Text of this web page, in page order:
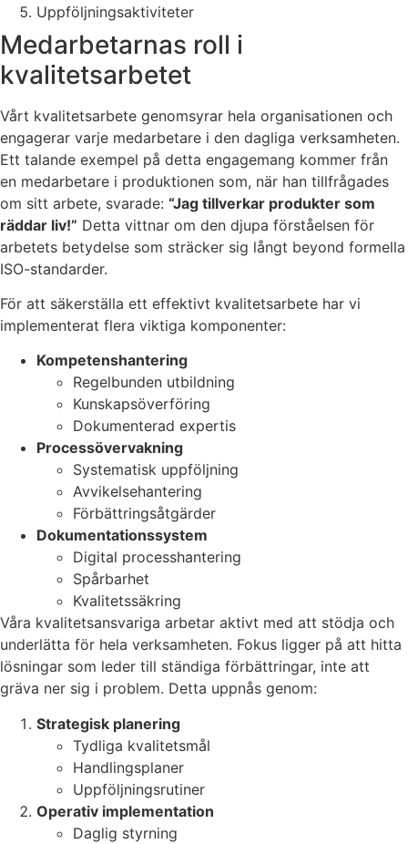
Uppföljningsaktiviteter
Medarbetarnas roll i
kvalitetsarbetet
Vårt kvalitetsarbete genomsyrar hela organisationen och
engagerar varje medarbetare i den dagliga verksamheten.
Ett talande exempel på detta engagemang kommer från
en medarbetare i produktionen som, när han tillfrågades
om sitt arbete, svarade: “Jag tillverkar produkter som
räddar liv!” Detta vittnar om den djupa förståelsen för
arbetets betydelse som sträcker sig långt beyond formella
ISO-standarder.
För att säkerställa ett effektivt kvalitetsarbete har vi
implementerat flera viktiga komponenter:
Kompetenshantering
Regelbunden utbildning
Kunskapsöverföring
Dokumenterad expertis
Processövervakning
Systematisk uppföljning
Avvikelsehantering
Förbättringsåtgärder
Dokumentationssystem
Digital processhantering
Spårbarhet
Kvalitetssäkring
Våra kvalitetsansvariga arbetar aktivt med att stödja och
underlätta för hela verksamheten. Fokus ligger på att hitta
lösningar som leder till ständiga förbättringar, inte att
gräva ner sig i problem. Detta uppnås genom:
Strategisk planering
Tydliga kvalitetsmål
Handlingsplaner
Uppföljningsrutiner
Operativ implementation
Daglig styrning